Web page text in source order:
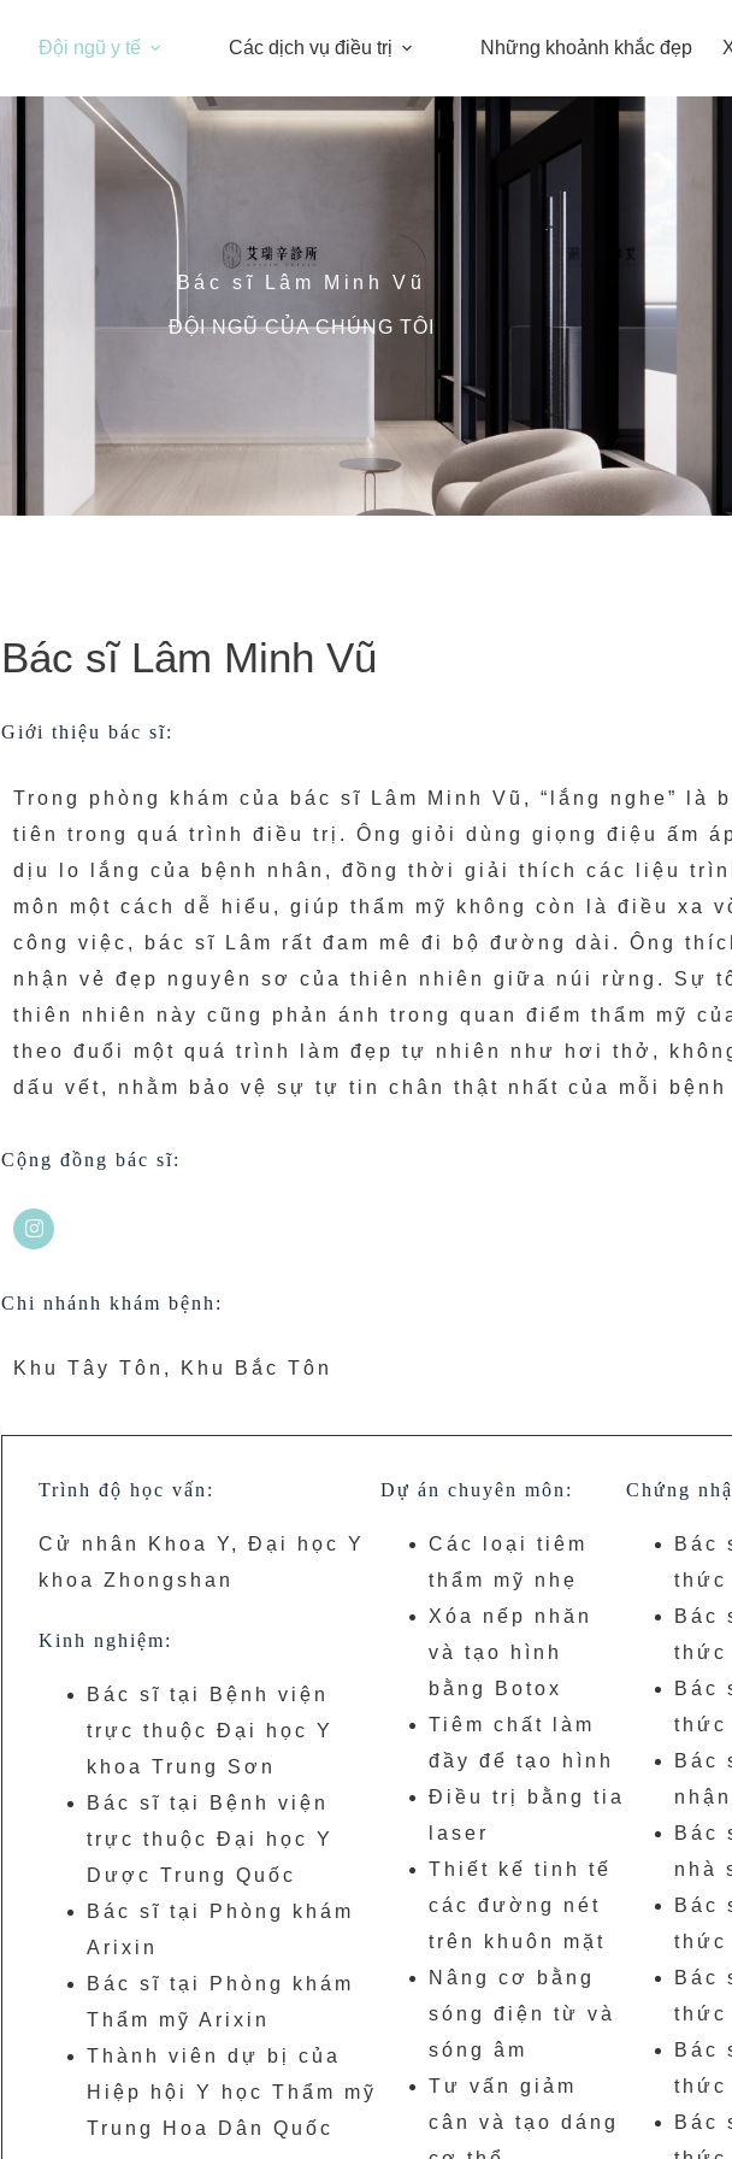
Đội ngũ y tế Các dịch vụ điều trị Những khoảnh khắc đẹp
Bác sĩ Lâm Minh Vũ
ĐỘI NGŨ CỦA CHÚNG TÔI
Bác sĩ Lâm Minh Vũ
Giới thiệu bác sĩ:
Trong phòng khám của bác sĩ Lâm Minh Vũ, “lắng nghe” là
tiên trong quá trình điều trị. Ông giỏi dùng giọng điệu ấm
dịu lo lắng của bệnh nhân, đồng thời giải thích các liệu
môn một cách dễ hiểu, giúp thẩm mỹ không còn là điều xa
công việc, bác sĩ Lâm rất đam mê đi bộ đường dài. Ông
nhận vẻ đẹp nguyên sơ của thiên nhiên giữa núi rừng. Sự
thiên nhiên này cũng phản ánh trong quan điểm thẩm mỹ
theo đuổi một quá trình làm đẹp tự nhiên như hơi thở,
dấu vết, nhằm bảo vệ sự tự tin chân thật nhất của mỗi bệnh
Cộng đồng bác sĩ:
Chi nhánh khám bệnh:
Khu Tây Tôn, Khu Bắc Tôn
Trình độ học vấn:
Cử nhân Khoa Y, Đại học Y
khoa Zhongshan
Kinh nghiệm:
Bác sĩ tại Bệnh viện
trực thuộc Đại học Y
khoa Trung Sơn
Bác sĩ tại Bệnh viện
trực thuộc Đại học Y
Dược Trung Quốc
Bác sĩ tại Phòng khám
Arixin
Bác sĩ tại Phòng khám
Thẩm mỹ Arixin
Thành viên dự bị của
Hiệp hội Y học Thẩm mỹ
Trung Hoa Dân Quốc
Dự án chuyên môn:
Các loại tiêm
thẩm mỹ nhẹ
Xóa nếp nhăn
và tạo hình
bằng Botox
Tiêm chất làm
đầy để tạo hình
Điều trị bằng tia
laser
Thiết kế tinh tế
các đường nét
trên khuôn mặt
Nâng cơ bằng
sóng điện từ và
sóng âm
Tư vấn giảm
cân và tạo dáng
Chứng
Bác
thức
Bác
thức
Bác
thức
Bác
Bác
nhà
Bác
thức
Bác
thức
Bác
thức
Bác